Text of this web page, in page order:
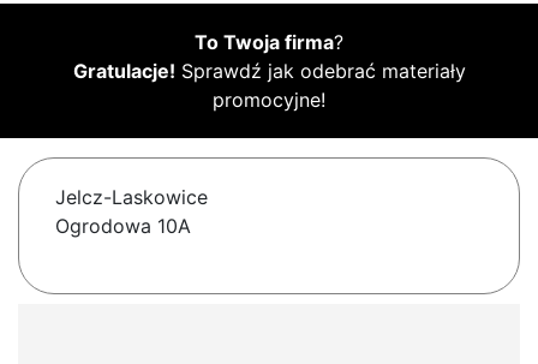
To Twoja firma?
Gratulacje! Sprawdź jak odebrać materiały
promocyjne!
Jelcz-Laskowice
Ogrodowa 10A